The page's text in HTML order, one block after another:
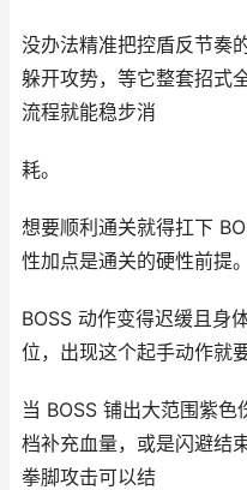
没办法精准把控盾反节奏
躲开攻势，等它整套招式
流程就能稳步消
耗。
想要顺利通关就得扛下
性加点是通关的硬性前提。
BOSS 动作变得迟缓且身
位，出现这个起手动作就
当 BOSS 铺出大范围紫
档补充血量，或是闪避结
拳脚攻击可以结